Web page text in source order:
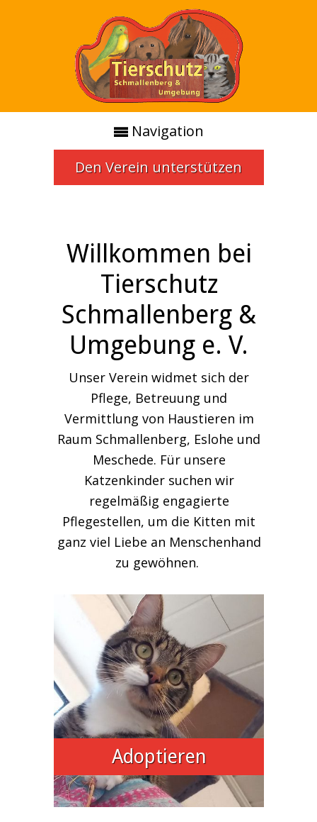
Navigation
Den Verein unterstützen
Willkommen bei
Tierschutz
Schmallenberg &
Umgebung e. V.
Unser Verein widmet sich der
Pflege, Betreuung und
Vermittlung von Haustieren im
Raum Schmallenberg, Eslohe und
Meschede. Für unsere
Katzenkinder suchen wir
regelmäßig engagierte
Pflegestellen, um die Kitten mit
ganz viel Liebe an Menschenhand
zu gewöhnen.
Adoptieren